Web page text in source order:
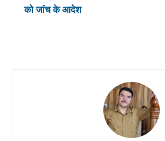
को जांच के आदेश